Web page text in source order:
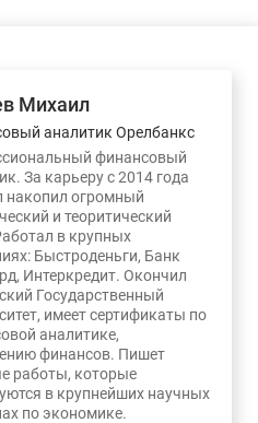
Михаил
аналитик Орелбанкс
финансовый
За карьеру с 2014 года
накопил огромный
и теоритический
в крупных
Быстроденьги, Банк
Интеркредит. Окончил
Государственный
имеет сертификаты по
аналитике,
финансов. Пишет
работы, которые
в крупнейших научных
по экономике.